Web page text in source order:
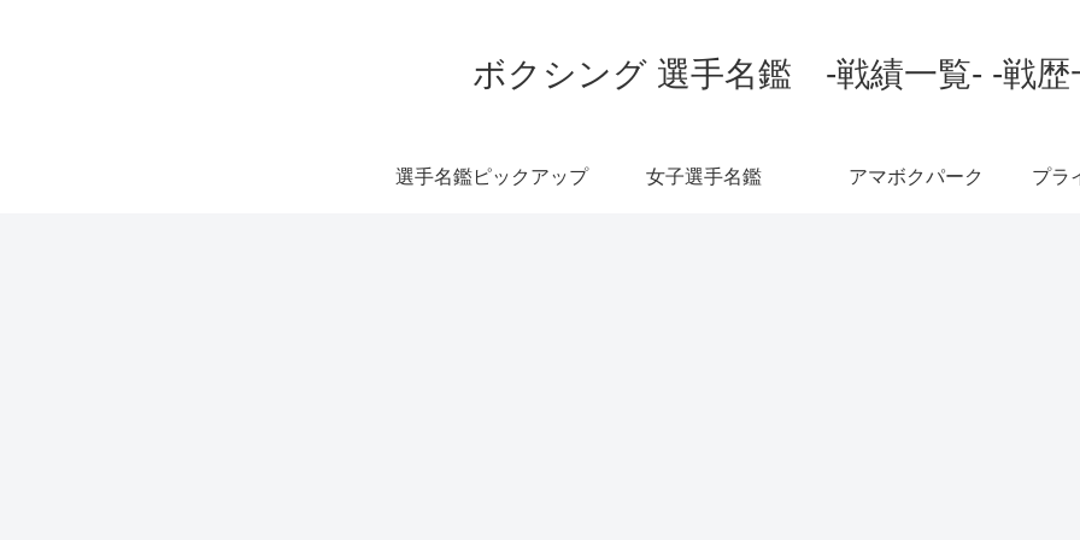
ボクシング 選手名鑑 -戦績一覧- -戦歴
選手名鑑ピックアップ 女子選手名鑑 アマボクパーク プラ